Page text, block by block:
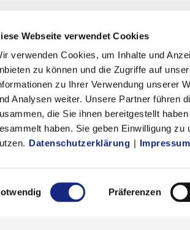
Webseite verwendet Cookies
verwenden Cookies, um Inhalte und
zu können und die Zugriffe auf
zu Ihrer Verwendung unserer
Analysen weiter. Unsere Partner führen
die Sie ihnen bereitgestellt
haben. Sie geben Einwilligung
Datenschutzerklärung | Impressum
Präferenzen
der deutschen Ärzteschaft
der deutschen Ärztekammern
Forschung und Ethik